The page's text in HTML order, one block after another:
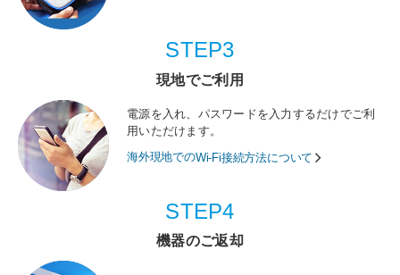
STEP3
現地でご利用
電源を入れ、パスワードを入力するだけでご利
用いただけます。
海外現地でのWi-Fi接続方法について
STEP4
機器のご返却